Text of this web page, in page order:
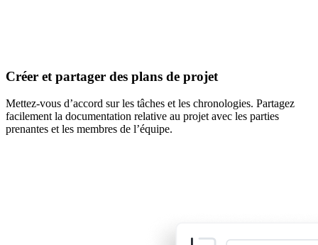
Créer et partager des plans de projet
Mettez-vous d’accord sur les tâches et les chronologies. Partagez
facilement la documentation relative au projet avec les parties
prenantes et les membres de l’équipe.